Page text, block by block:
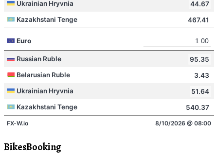
BikesBooking